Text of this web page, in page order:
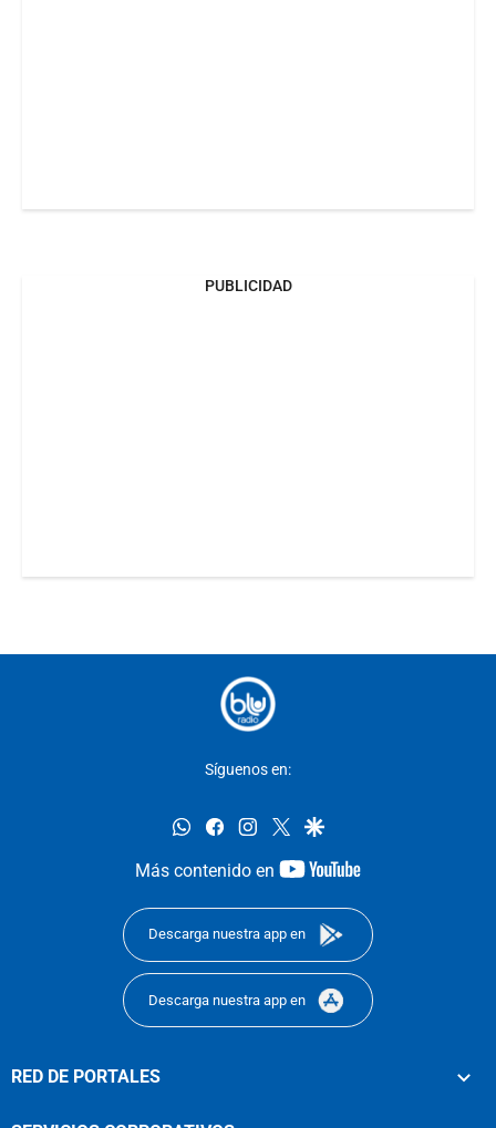
PUBLICIDAD
Síguenos en:
whatsappfacebookinstagram
twittergoogle
Más contenido en
youtube-
Descarga nuestra app en
Descarga nuestra app en
RED DE PORTALES